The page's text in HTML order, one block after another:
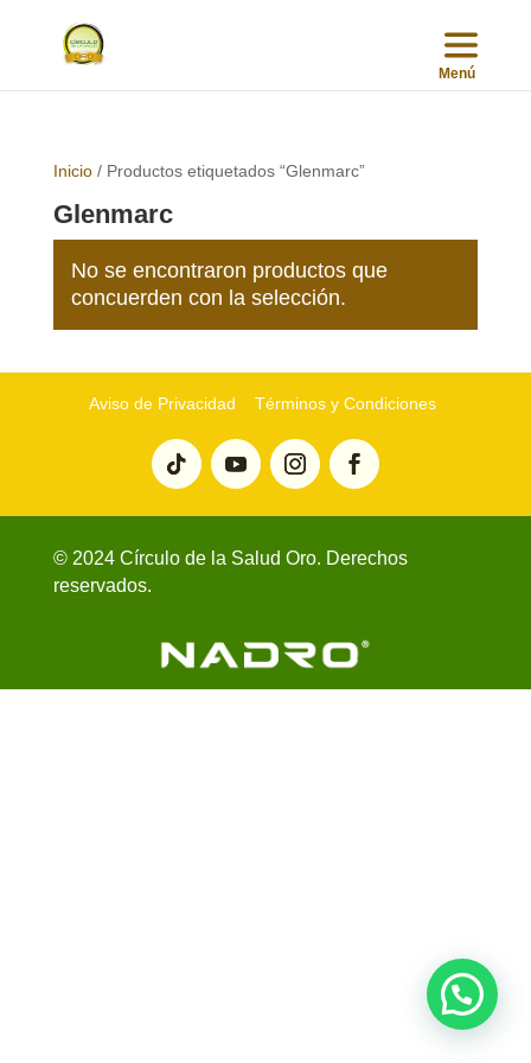
Inicio/ Productos etiquetados “Glenmarc”
Glenmarc
No se encontraron productos que
concuerden con la selección.
Aviso de Privacidad Términos y Condiciones
© 2024 Círculo de la Salud Oro. Derechos
reservados.